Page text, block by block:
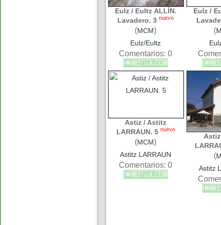
Eulz / Eultz ALLÍN.
Lavadero. 3 nuevo
(MCM)
Eulz/Eultz
Comentarios: 0
Eulz /
(
Astiz / Astitz
LARRAUN. 5 nuevo
(MCM)
Astitz LARRAUN
Comentarios: 0
(
Astitz